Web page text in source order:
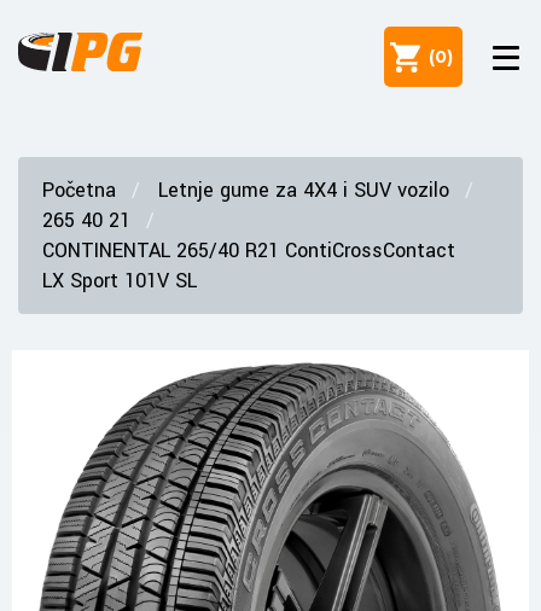
(0)
Početna
Letnje gume za 4X4 i SUV vozilo
265 40 21
CONTINENTAL 265/40 R21 ContiCrossContact
LX Sport 101V SL